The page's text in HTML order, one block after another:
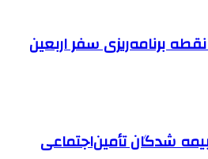
برنامه‌ریزی سفر اربعین